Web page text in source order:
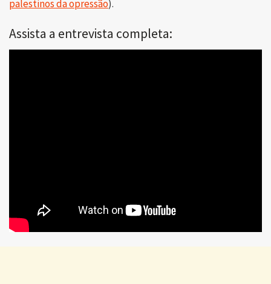
palestinos da opressão).
Assista a entrevista completa: